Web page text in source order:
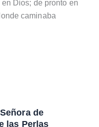
Dios; de pronto en
caminaba
de
las Perlas